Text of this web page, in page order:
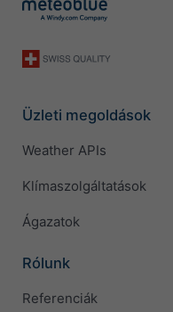
Üzleti megoldások
Weather APIs
Klímaszolgáltatások
Ágazatok
Rólunk
Referenciák